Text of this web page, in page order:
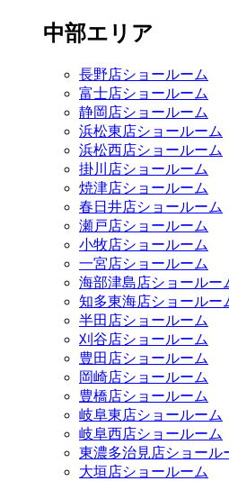
中部エリア
長野店ショールーム
富士店ショールーム
静岡店ショールーム
浜松東店ショールーム
浜松西店ショールーム
掛川店ショールーム
焼津店ショールーム
春日井店ショールーム
瀬戸店ショールーム
小牧店ショールーム
一宮店ショールーム
海部津島店ショールー
知多東海店ショールー
半田店ショールーム
刈谷店ショールーム
豊田店ショールーム
岡崎店ショールーム
豊橋店ショールーム
岐阜東店ショールーム
岐阜西店ショールーム
東濃多治見店ショール
大垣店ショールーム